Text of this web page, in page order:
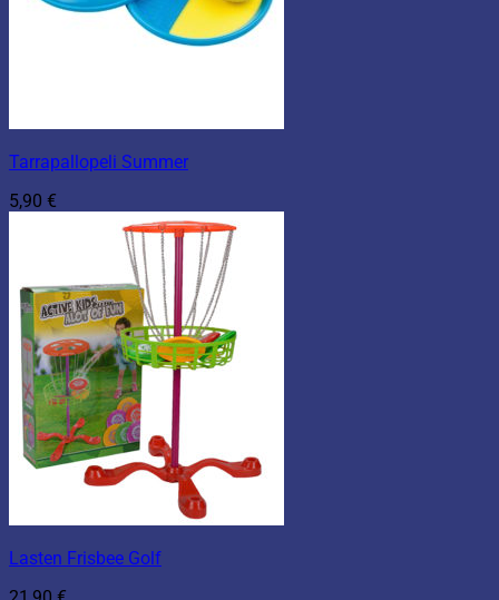
Tarrapallopeli Summer
5,90 €
Lasten Frisbee Golf